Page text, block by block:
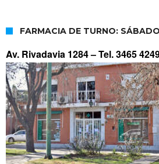
FARMACIA DE TURNO:
Av. Rivadavia 1284 –Tel. 3465